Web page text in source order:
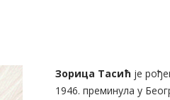
Зорица Тасић је
1946. преминула у